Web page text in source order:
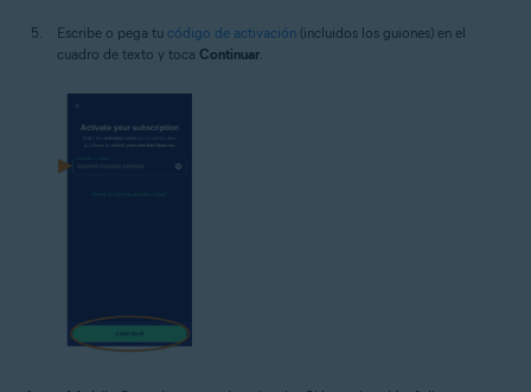
Escribe o pega tu código de activación (incluidos los guiones) en el
cuadro de texto y toca Continuar